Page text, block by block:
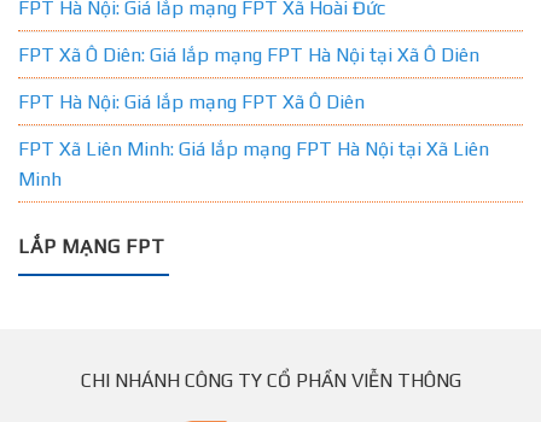
FPT Hà Nội: Giá lắp mạng FPT Xã Hoài Đức
FPT Xã Ô Diên: Giá lắp mạng FPT Hà Nội tại Xã Ô Diên
FPT Hà Nội: Giá lắp mạng FPT Xã Ô Diên
FPT Xã Liên Minh: Giá lắp mạng FPT Hà Nội tại Xã Liên
Minh
LẮP MẠNG FPT
CHI NHÁNH CÔNG TY CỔ PHẦN VIỄN THÔNG